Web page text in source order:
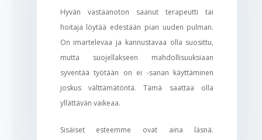
Hyvän vastaanoton saanut terapeutti tai
hoitaja löytää edestään pian uuden pulman.
On imartelevaa ja kannustavaa olla suosittu,
mutta suojellakseen mahdollisuuksiaan
syventää työtään on ei -sanan käyttäminen
joskus välttämätöntä. Tämä saattaa olla
yllättävän vaikeaa.
Sisäiset esteemme ovat aina läsnä.